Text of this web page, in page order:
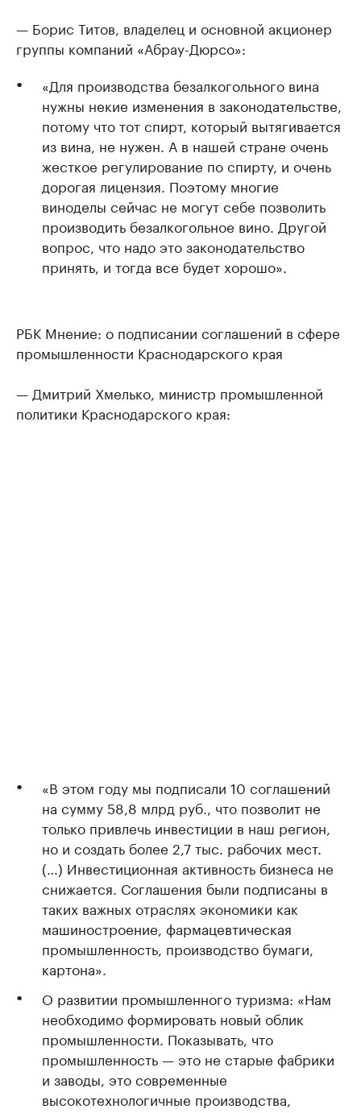
— Борис Титов, владелец и основной акционер
группы компаний «Абрау-Дюрсо»:
«Для производства безалкогольного вина
нужны некие изменения в законодательстве,
потому что тот спирт, который вытягивается
из вина, не нужен. А в нашей стране очень
жесткое регулирование по спирту, и очень
дорогая лицензия. Поэтому многие
виноделы сейчас не могут себе позволить
производить безалкогольное вино. Другой
вопрос, что надо это законодательство
принять, и тогда все будет хорошо».
РБК Мнение: о подписании соглашений в сфере
промышленности Краснодарского края
— Дмитрий Хмелько, министр промышленной
политики Краснодарского края:
«В этом году мы подписали 10 соглашений
на сумму 58,8 млрд руб., что позволит не
только привлечь инвестиции в наш регион,
но и создать более 2,7 тыс. рабочих мест.
(…) Инвестиционная активность бизнеса не
снижается. Соглашения были подписаны в
таких важных отраслях экономики как
машиностроение, фармацевтическая
промышленность, производство бумаги,
картона».
О развитии промышленного туризма: «Нам
необходимо формировать новый облик
промышленности. Показывать, что
промышленность — это не старые фабрики
и заводы, это современные
высокотехнологичные производства,